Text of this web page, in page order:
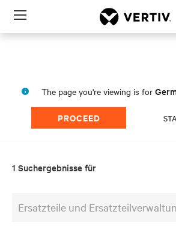
Menu
The page you're viewing is for
PROCEED
1 Suchergebnisse für
Ersatzteile und